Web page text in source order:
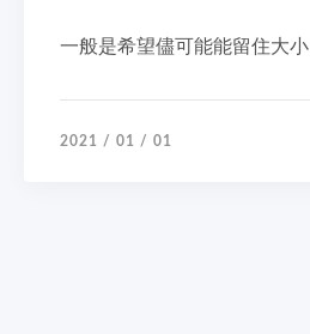
一般是希望儘可能能留住大小
2021 / 01 / 01